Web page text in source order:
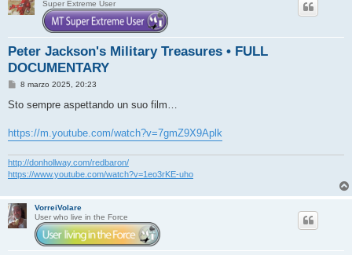
Super Extreme User
Peter Jackson's Military Treasures • FULL
DOCUMENTARY
M
s
g
g
8 marzo 2025, 20:23
Sto sempre aspettando un suo film…
https://m.youtube.com/watch?v=7gmZ9X9Aplk
http://donhollway.com/redbaron/
https://www.youtube.com/watch?v=1eo3rKE-uho
VorreiVolare
User who live in the Force